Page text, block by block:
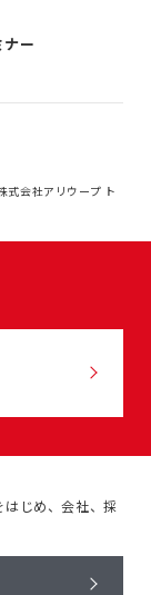
ー
式会社アリウープ ト
はじめ、会社、採